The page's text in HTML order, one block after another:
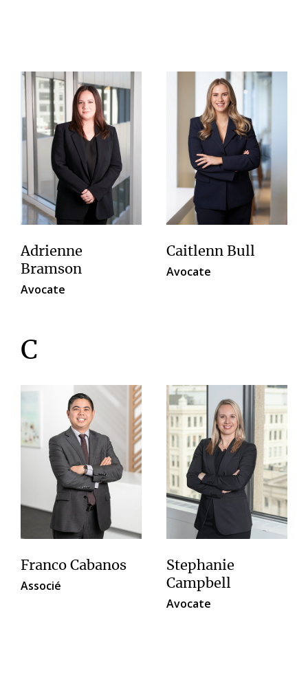
Adrienne
Bramson
Avocate
Caitlenn Bull
Avocate
C
Franco Cabanos
Associé
Stephanie
Campbell
Avocate